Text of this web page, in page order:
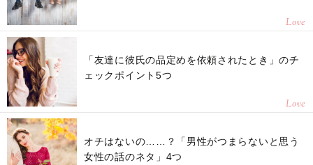
Love
「友達に彼氏の品定めを依頼されたとき」のチ
ェックポイント5つ
Love
オチはないの……？「男性がつまらないと思う
女性の話のネタ」4つ